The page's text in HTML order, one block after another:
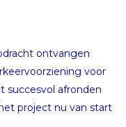
ontvangen
voor
succesvol afronden
project nu van start